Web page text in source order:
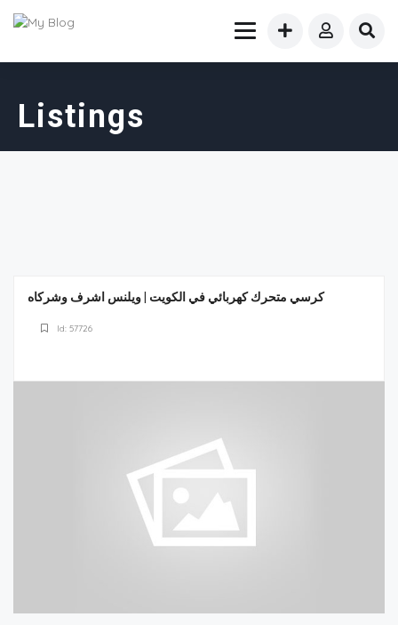
Listings
كرسي متحرك كهربائي في الكويت | ويلنس اشرف وشركاه
Id: 57726